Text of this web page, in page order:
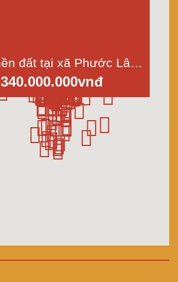
Bán nền đất tại xã Phước Lâm, Cần Giuộc, Long An, diện tích 250m2 giá 340 triệu
340.000.000vnđ